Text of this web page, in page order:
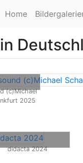
Home
(c)Michael
2025
didacta 2024